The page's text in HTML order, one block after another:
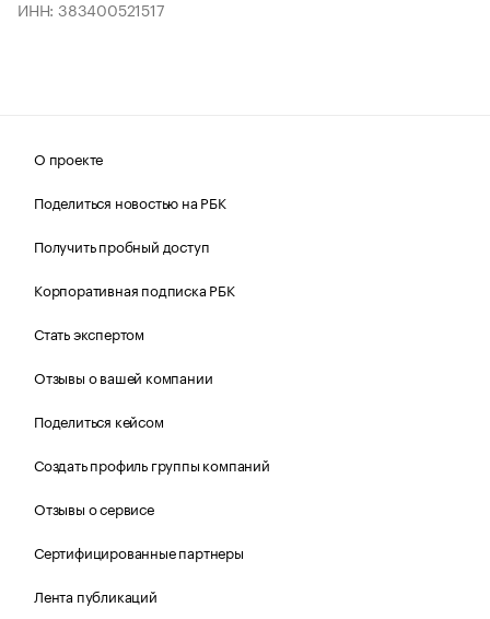
ИНН: 383400521517
О проекте
Поделиться новостью на РБК
Получить пробный доступ
Корпоративная подписка РБК
Стать экспертом
Отзывы о вашей компании
Поделиться кейсом
Создать профиль группы компаний
Отзывы о сервисе
Сертифицированные партнеры
Лента публикаций